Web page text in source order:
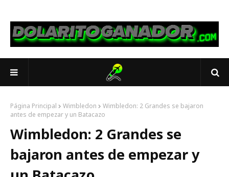
Página Principal Wimbledon
Wimbledon: 2 Grandes se bajaron
antes de empezar y un Batacazo
Wimbledon: 2 Grandes se
bajaron antes de empezar y